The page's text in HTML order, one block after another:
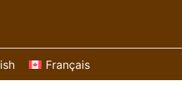
Français